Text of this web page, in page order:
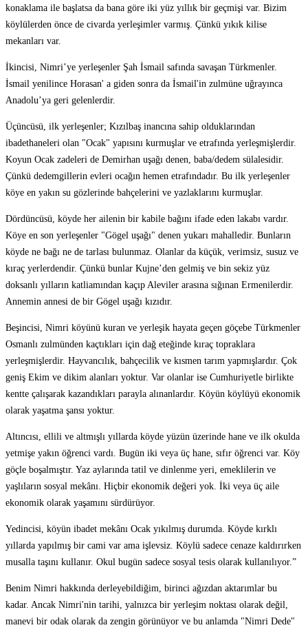
konaklama ile başlatsa da bana göre iki yüz yıllık bir geçmişi var. Bizim
köylülerden önce de civarda yerleşimler varmış. Çünkü yıkık kilise
mekanları var.
İkincisi, Nimri’ye yerleşenler Şah İsmail safında savaşan Türkmenler.
İsmail yenilince Horasan' a giden sonra da İsmail'in zulmüne uğrayınca
Anadolu’ya geri gelenlerdir.
Üçüncüsü, ilk yerleşenler; Kızılbaş inancına sahip olduklarından
ibadethaneleri olan "Ocak" yapısını kurmuşlar ve etrafında yerleşmişlerdir.
Koyun Ocak zadeleri de Demirhan uşağı denen, baba/dedem sülalesidir.
Çünkü dedemgillerin evleri ocağın hemen etrafındadır. Bu ilk yerleşenler
köye en yakın su gözlerinde bahçelerini ve yazlaklarını kurmuşlar.
Dördüncüsü, köyde her ailenin bir kabile bağını ifade eden lakabı vardır.
Köye en son yerleşenler "Gögel uşağı" denen yukarı mahalledir. Bunların
köyde ne bağı ne de tarlası bulunmaz. Olanlar da küçük, verimsiz, susuz ve
kıraç yerlerdendir. Çünkü bunlar Kujne’den gelmiş ve bin sekiz yüz
doksanlı yılların katliamından kaçıp Aleviler arasına sığınan Ermenilerdir.
Annemin annesi de bir Gögel uşağı kızıdır.
Beşincisi, Nimri köyünü kuran ve yerleşik hayata geçen göçebe Türkmenler
Osmanlı zulmünden kaçtıkları için dağ eteğinde kıraç topraklara
yerleşmişlerdir. Hayvancılık, bahçecilik ve kısmen tarım yapmışlardır. Çok
geniş Ekim ve dikim alanları yoktur. Var olanlar ise Cumhuriyetle birlikte
kentte çalışarak kazandıkları parayla alınanlardır. Köyün köylüyü ekonomik
olarak yaşatma şansı yoktur.
Altıncısı, ellili ve altmışlı yıllarda köyde yüzün üzerinde hane ve ilk okulda
yetmişe yakın öğrenci vardı. Bugün iki veya üç hane, sıfır öğrenci var. Köy
göçle boşalmıştır. Yaz aylarında tatil ve dinlenme yeri, emeklilerin ve
yaşlıların sosyal mekânı. Hiçbir ekonomik değeri yok. İki veya üç aile
ekonomik olarak yaşamını sürdürüyor.
Yedincisi, köyün ibadet mekânı Ocak yıkılmış durumda. Köyde kırklı
yıllarda yapılmış bir cami var ama işlevsiz. Köylü sadece cenaze kaldırırken
musalla taşını kullanır. Okul bugün sadece sosyal tesis olarak kullanılıyor.”
Benim Nimri hakkında derleyebildiğim, birinci ağızdan aktarımlar bu
kadar. Ancak Nimri'nin tarihi, yalnızca bir yerleşim noktası olarak değil,
manevi bir odak olarak da zengin görünüyor ve bu anlamda "Nimri Dede"